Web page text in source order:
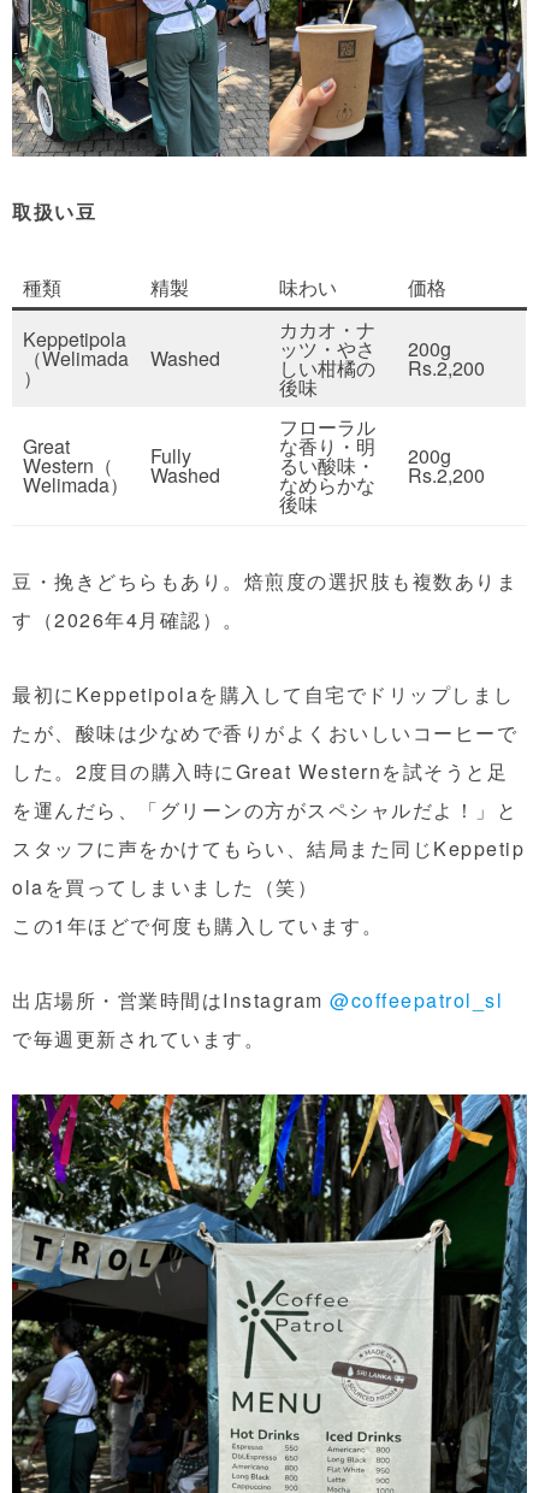
取扱い豆
種類 精製 味わい
価格
Keppetipola
（Welimada
）
Washed
カカオ・ナ
ッツ・やさ
しい柑橘の
後味
200g
Rs.2,200
Great
Western（
Welimada）
Fully
Washed
フローラル
な香り・明
るい酸味・
なめらかな
後味
200g
Rs.2,200
豆・挽きどちらもあり。焙煎度の選択肢も複数ありま
す（2026年4月確認）。
最初にKeppetipolaを購入して自宅でドリップしまし
たが、酸味は少なめで香りがよくおいしいコーヒーで
した。2度目の購入時にGreat Westernを試そうと足
を運んだら、「グリーンの方がスペシャルだよ！」と
スタッフに声をかけてもらい、結局また同じKeppetip
olaを買ってしまいました（笑）
この1年ほどで何度も購入しています。
出店場所・営業時間はInstagram @coffeepatrol_sl
で毎週更新されています。